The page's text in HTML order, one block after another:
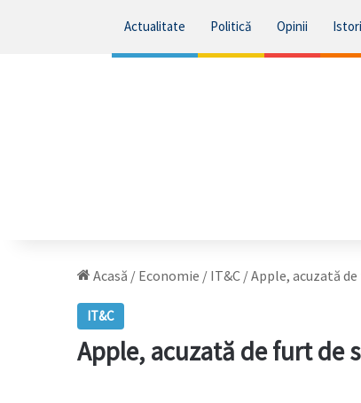
Actualitate Politică Opinii
Acasă / Economie / IT&C /Apple, acuzată
IT&C
Apple, acuzată de furt de